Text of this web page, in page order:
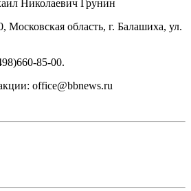
Николаевич Грунин
Московская область, г. Балашиха, ул.
85-00.
office@bbnews.ru